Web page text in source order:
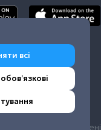
Усі права захищені
всі